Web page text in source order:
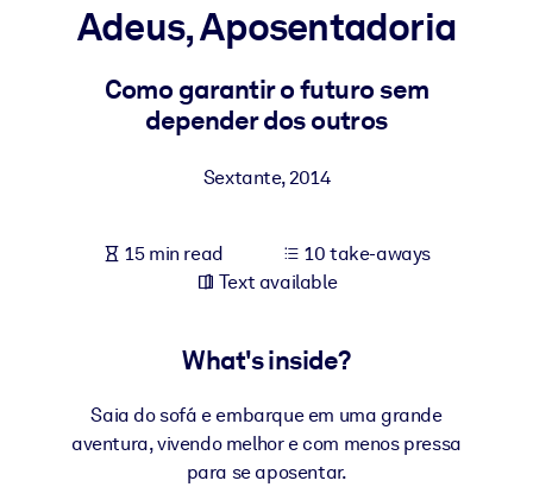
For LMS/LXP
Bring bite-sized, verified knowledge into your LMS/LXP for
For Corporate Libraries
knowledge.
Adeus, Aposentadoria
Como garantir o futuro sem
depender dos outros
Sextante,2014
15 min read
10 take-aways
Text available
What's inside?
Saia do sofá e embarque em uma grande
aventura, vivendo melhor e com menos pressa
para se aposentar.